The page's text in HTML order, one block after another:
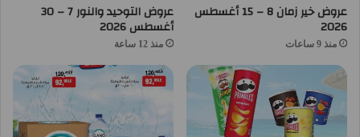
عروض خير زمان 8 – 15 أغسطس
2026
منذ 9 ساعات
عروض التوحيد والنور 7 – 30
أغسطس 2026
منذ 12 ساعة